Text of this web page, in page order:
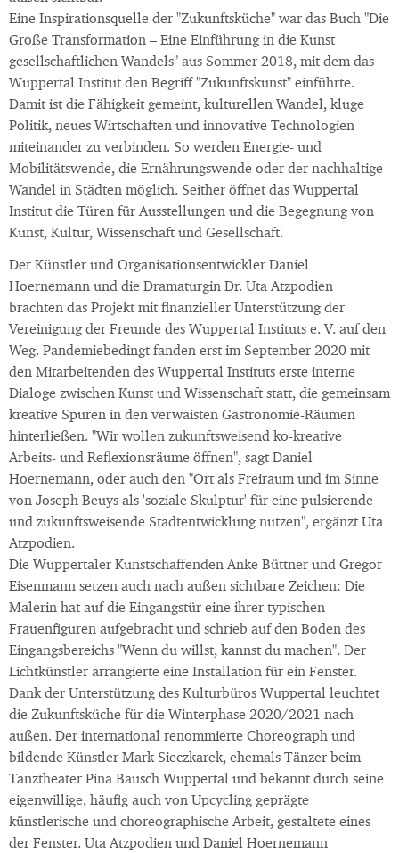
Eine Inspirationsquelle der "Zukunftsküche" war das Buch "Die
Große Transformation – Eine Einführung in die Kunst
gesellschaftlichen Wandels" aus Sommer 2018, mit dem das
Wuppertal Institut den Begriff "Zukunftskunst" einführte.
Damit ist die Fähigkeit gemeint, kulturellen Wandel, kluge
Politik, neues Wirtschaften und innovative Technologien
miteinander zu verbinden. So werden Energie- und
Mobilitätswende, die Ernährungswende oder der nachhaltige
Wandel in Städten möglich. Seither öffnet das Wuppertal
Institut die Türen für Ausstellungen und die Begegnung von
Kunst, Kultur, Wissenschaft und Gesellschaft.
Der Künstler und Organisationsentwickler Daniel
Hoernemann und die Dramaturgin Dr. Uta Atzpodien
brachten das Projekt mit finanzieller Unterstützung der
Vereinigung der Freunde des Wuppertal Instituts e. V. auf den
Weg. Pandemiebedingt fanden erst im September 2020 mit
den Mitarbeitenden des Wuppertal Instituts erste interne
Dialoge zwischen Kunst und Wissenschaft statt, die gemeinsam
kreative Spuren in den verwaisten Gastronomie-Räumen
hinterließen. "Wir wollen zukunftsweisend ko-kreative
Arbeits- und Reflexionsräume öffnen", sagt Daniel
Hoernemann, oder auch den "Ort als Freiraum und im Sinne
von Joseph Beuys als 'soziale Skulptur' für eine pulsierende
und zukunftsweisende Stadtentwicklung nutzen", ergänzt Uta
Atzpodien.
Die Wuppertaler Kunstschaffenden Anke Büttner und Gregor
Eisenmann setzen auch nach außen sichtbare Zeichen: Die
Malerin hat auf die Eingangstür eine ihrer typischen
Frauenfiguren aufgebracht und schrieb auf den Boden des
Eingangsbereichs "Wenn du willst, kannst du machen". Der
Lichtkünstler arrangierte eine Installation für ein Fenster.
Dank der Unterstützung des Kulturbüros Wuppertal leuchtet
die Zukunftsküche für die Winterphase 2020/2021 nach
außen. Der international renommierte Choreograph und
bildende Künstler Mark Sieczkarek, ehemals Tänzer beim
Tanztheater Pina Bausch Wuppertal und bekannt durch seine
eigenwillige, häufig auch von Upcycling geprägte
künstlerische und choreographische Arbeit, gestaltete eines
der Fenster. Uta Atzpodien und Daniel Hoernemann